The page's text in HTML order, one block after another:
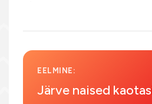
EELMINE:
Järve naised